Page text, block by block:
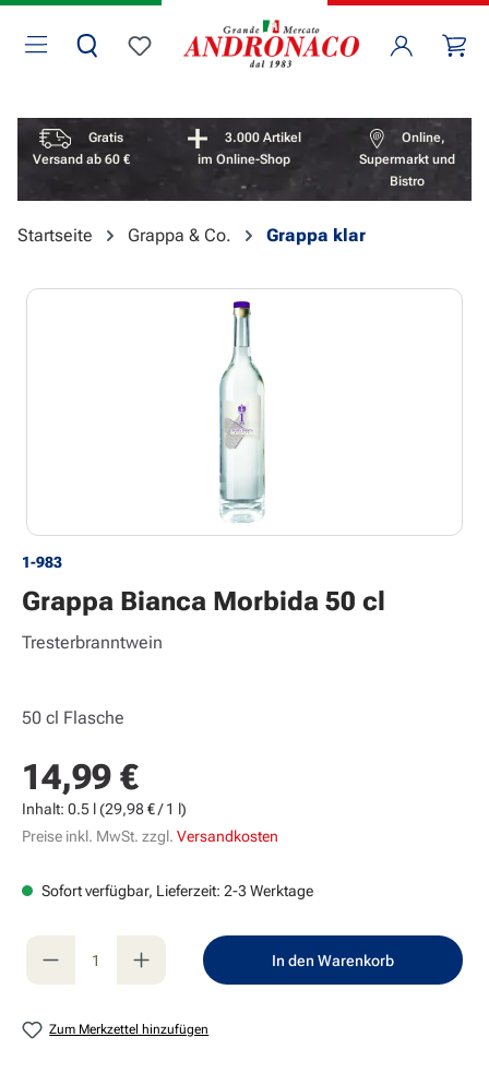
Zum Hauptinhalt springen
Du hast 0 Produkte auf dem Merkzettel
Vorteile überspringen
Gratis
Versand ab 60 €
3.000 Artikel
im Online-Shop
Online,
Supermarkt und
Bistro
Startseite Grappa & Co. Grappa klar
Bildergalerie überspringen
1-983
Grappa Bianca Morbida 50 cl
Tresterbranntwein
50 cl Flasche
Regulärer Preis:
14,99 €
Inhalt: 0.5 l(29,98 € / 1 l)
Preise inkl. MwSt. zzgl. Versandkosten
Sofort verfügbar, Lieferzeit: 2-3 Werktage
Produkt Anzahl: Gib den gewünschten
In den Warenkorb
Zum Merkzettel hinzufügen